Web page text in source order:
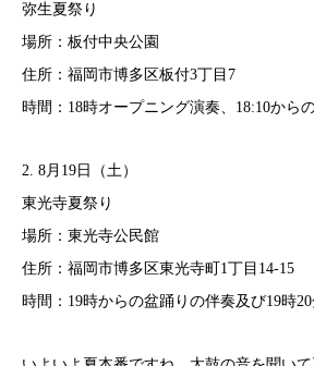
弥生夏祭り
場所：板付中央公園
住所：福岡市博多区板付3丁目7
時間：18時オープニング演奏、18:10から
2. 8月19日（土）
東光寺夏祭り
場所：東光寺公民館
住所：福岡市博多区東光寺町1丁目14-15
時間：19時からの盆踊りの伴奏及び19時